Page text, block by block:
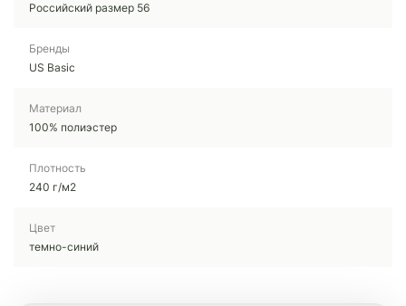
Российский размер 56
Бренды
US Basic
Материал
100% полиэстер
Плотность
240 г/м2
Цвет
темно-синий